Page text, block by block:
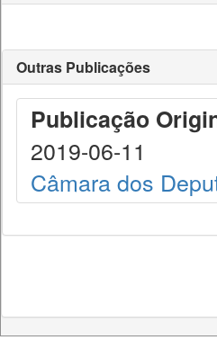
Outras Publicações
Publicação
2019-06-11
Câmara dos